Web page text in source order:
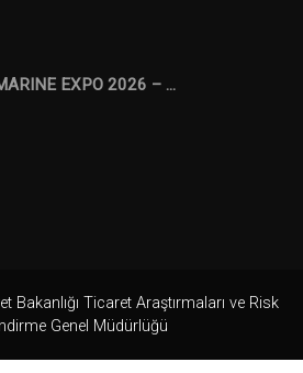
EXPO 2026 – ...
Bakanlığı Ticaret Araştırmaları ve Risk
Genel Müdürlüğü